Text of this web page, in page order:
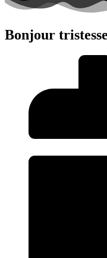
Bonjour